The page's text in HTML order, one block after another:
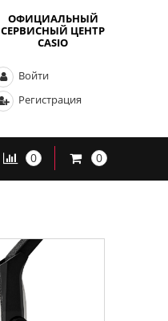
ОФИЦИАЛЬНЫЙ
СЕРВИСНЫЙ ЦЕНТР
CASIO
Войти
Регистрация
0 0